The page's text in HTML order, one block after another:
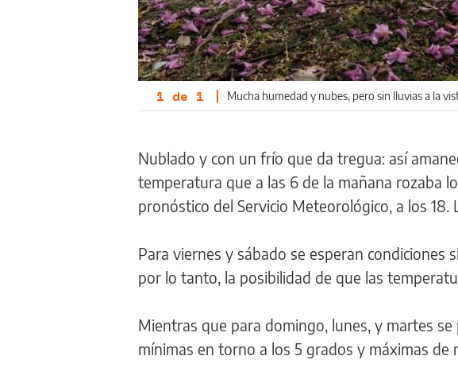
1 de 1 | Mucha humedad y nubes, pero sin lluvias a la
Nublado y con un frío que da tregua: así
temperatura que a las 6 de la mañana rozaba
pronóstico del Servicio Meteorológico, a los 18.
Para viernes y sábado se esperan condiciones
por lo tanto, la posibilidad de que las
Mientras que para domingo, lunes, y martes
mínimas en torno a los 5 grados y máximas de